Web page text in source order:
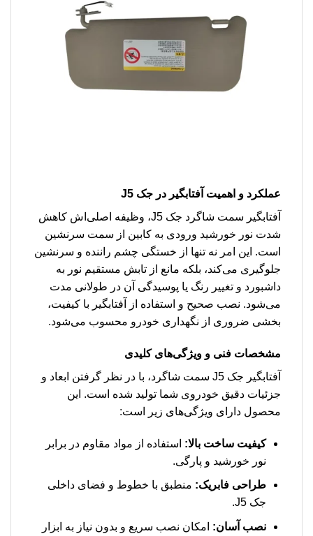
عملکرد و اهمیت آفتابگیر در جک J5
آفتابگیر سمت شاگرد جک J5، وظیفه اصلی‌اش کاهش
شدت نور خورشید ورودی به کابین از سمت سرنشین
است. این امر نه تنها از خستگی چشم راننده و سرنشین
جلوگیری می‌کند، بلکه مانع از تابش مستقیم نور به
داشبورد و تغییر رنگ یا پوسیدگی آن در طولانی مدت
می‌شود. نصب صحیح و استفاده از آفتابگیر با کیفیت،
بخشی ضروری از نگهداری خودرو محسوب می‌شود.
مشخصات فنی و ویژگی‌های کلیدی
آفتابگیر جک J5 سمت شاگرد، با در نظر گرفتن ابعاد و
جزئیات دقیق خودروی شما تولید شده است. این
محصول دارای ویژگی‌های زیر است:
کیفیت ساخت بالا: استفاده از مواد مقاوم در برابر
نور خورشید و پارگی.
طراحی فابریک: منطبق با خطوط و فضای داخلی
جک J5.
نصب آسان: امکان نصب سریع و بدون نیاز به ابزار